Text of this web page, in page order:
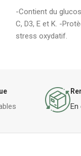
-Contient du
C, D3, E et K. -
stress oxydatif.